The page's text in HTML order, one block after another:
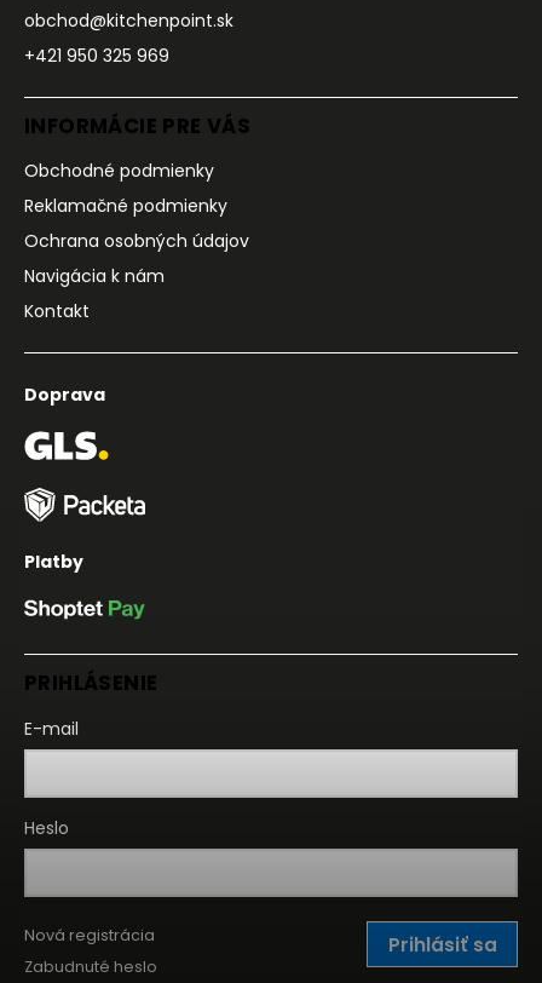
obchod@kitchenpoint.sk
+421 950 325 969
INFORMÁCIE PRE VÁS
Obchodné podmienky
Reklamačné podmienky
Ochrana osobných údajov
Navigácia k nám
Kontakt
Doprava
Platby
PRIHLÁSENIE
E-mail
Heslo
Prihlásiť sa
Nová registrácia
Zabudnuté heslo